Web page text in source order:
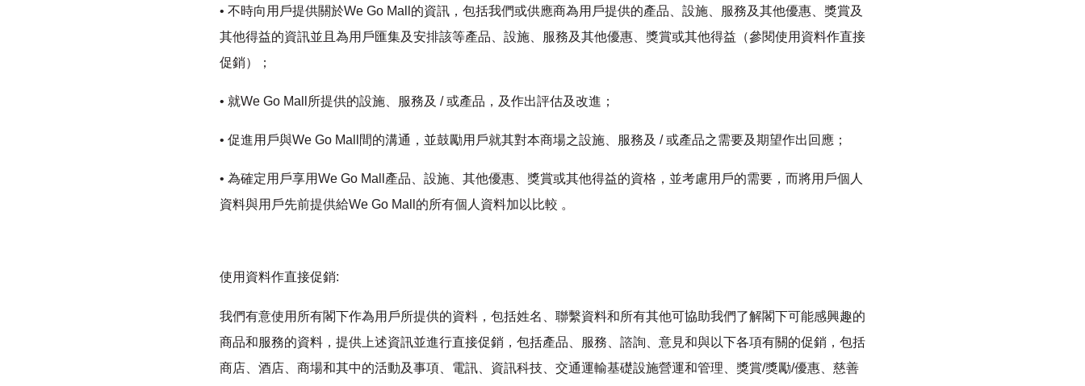
• 不時向用戶提供關於We Go Mall的資訊，包括我們或供應商為用戶提供的產品、設施、服務及其他優惠、獎賞及
其他得益的資訊並且為用戶匯集及安排該等產品、設施、服務及其他優惠、獎賞或其他得益（參閱使用資料作直接
促銷）；
• 就We Go Mall所提供的設施、服務及 / 或產品，及作出評估及改進；
• 促進用戶與We Go Mall間的溝通，並鼓勵用戶就其對本商場之設施、服務及 / 或產品之需要及期望作出回應；
• 為確定用戶享用We Go Mall產品、設施、其他優惠、獎賞或其他得益的資格，並考慮用戶的需要，而將用戶個人
資料與用戶先前提供給We Go Mall的所有個人資料加以比較 。
使用資料作直接促銷:
我們有意使用所有閣下作為用戶所提供的資料，包括姓名、聯繫資料和所有其他可協助我們了解閣下可能感興趣的
商品和服務的資料，提供上述資訊並進行直接促銷，包括產品、服務、諮詢、意見和與以下各項有關的促銷，包括
商店、酒店、商場和其中的活動及事項、電訊、資訊科技、交通運輸基礎設施營運和管理、獎賞/獎勵/優惠、慈善